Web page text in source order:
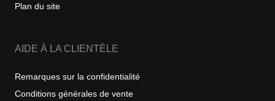
Plan du site
AIDE À LA CLIENTÈLE
Remarques sur la confidentialité
Conditions générales de vente